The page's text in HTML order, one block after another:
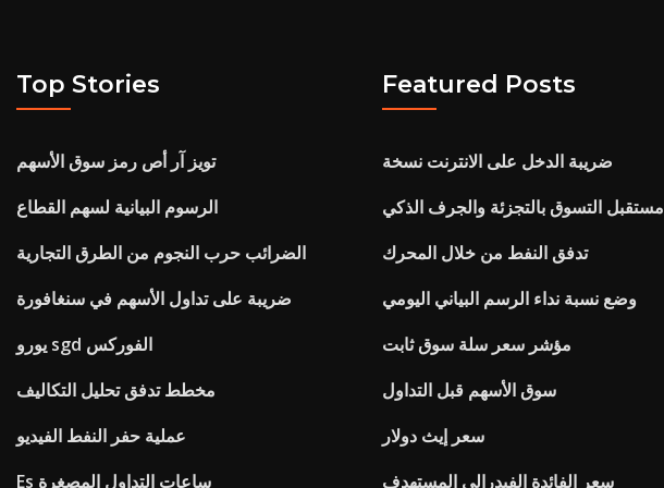
Top Stories
تويز آر أص رمز سوق الأسهم
الرسوم البيانية لسهم القطاع
الضرائب حرب النجوم من الطرق التجارية
ضريبة على تداول الأسهم في سنغافورة
يورو sgd الفوركس
مخطط تدفق تحليل التكاليف
عملية حفر النفط الفيديو
Es ساعات التداول المصغرة
Featured Posts
ضريبة الدخل على الانترنت نسخة
مستقبل التسوق بالتجزئة والجرف الذكي
تدفق النفط من خلال المحرك
وضع نسبة نداء الرسم البياني اليومي
مؤشر سعر سلة سوق ثابت
سوق الأسهم قبل التداول
سعر إيث دولار
سعر الفائدة الفيدرالي المستهدف